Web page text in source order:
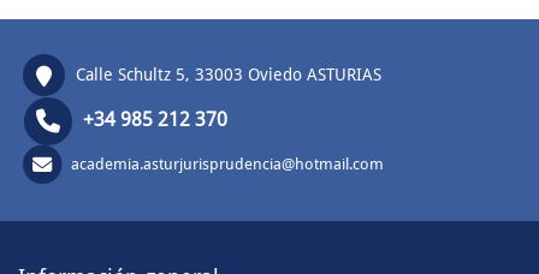
Calle Schultz 5, 33003 Oviedo ASTURIAS
+34 985 212 370
academia.asturjurisprudencia@hotmail.com